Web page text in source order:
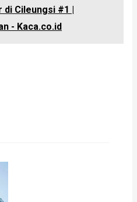
di Cileungsi #1 |
- Kaca.co.id